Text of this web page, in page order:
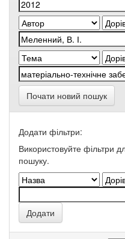
Почати новий пошук
Додати фільтри:
Використовуйте фільтри
пошуку.